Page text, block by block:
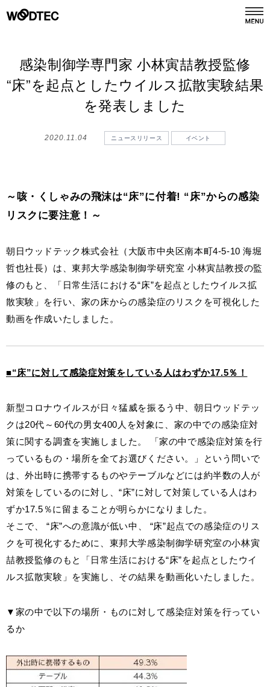
デジタルカタログ カタログ請求
PRODUCTS
会社情報 COMPANY INFO
お客様窓口
プロユーザーサイト
フローリングリフォームお悩み解決サイト
フローリング総合研究所
感染制御学専門家 小林寅喆教授監修
“床”を起点としたウイルス拡散実験結果
を発表しました
2020.11.04 ニュースリリース イベント
～咳・くしゃみの飛沫は“床”に付着! “床”からの感染
リスクに要注意！～
朝日ウッドテック株式会社（大阪市中央区南本町4-5-10 海堀
哲也社長）は、東邦大学感染制御学研究室 小林寅喆教授の監
修のもと、「日常生活における“床”を起点としたウイルス拡
散実験」を行い、家の床からの感染症のリスクを可視化した
動画を作成いたしました。
■“床”に対して感染症対策をしている人はわずか17.5％！
新型コロナウイルスが日々猛威を振るう中、朝日ウッドテッ
クは20代～60代の男女400人を対象に、家の中での感染症対
策に関する調査を実施しました。 「家の中で感染症対策を行
っているもの・場所を全てお選びください。」という問いで
は、外出時に携帯するものやテーブルなどには約半数の人が
対策をしているのに対し、“床”に対して対策している人はわ
ずか17.5％に留まることが明らかになりました。
そこで、 “床”への意識が低い中、 “床”起点での感染症のリス
クを可視化するために、東邦大学感染制御学研究室の小林寅
喆教授監修のもと「日常生活における“床”を起点としたウイ
ルス拡散実験」を実施し、その結果を動画化いたしました。
▼家の中で以下の場所・ものに対して感染症対策を行ってい
るか